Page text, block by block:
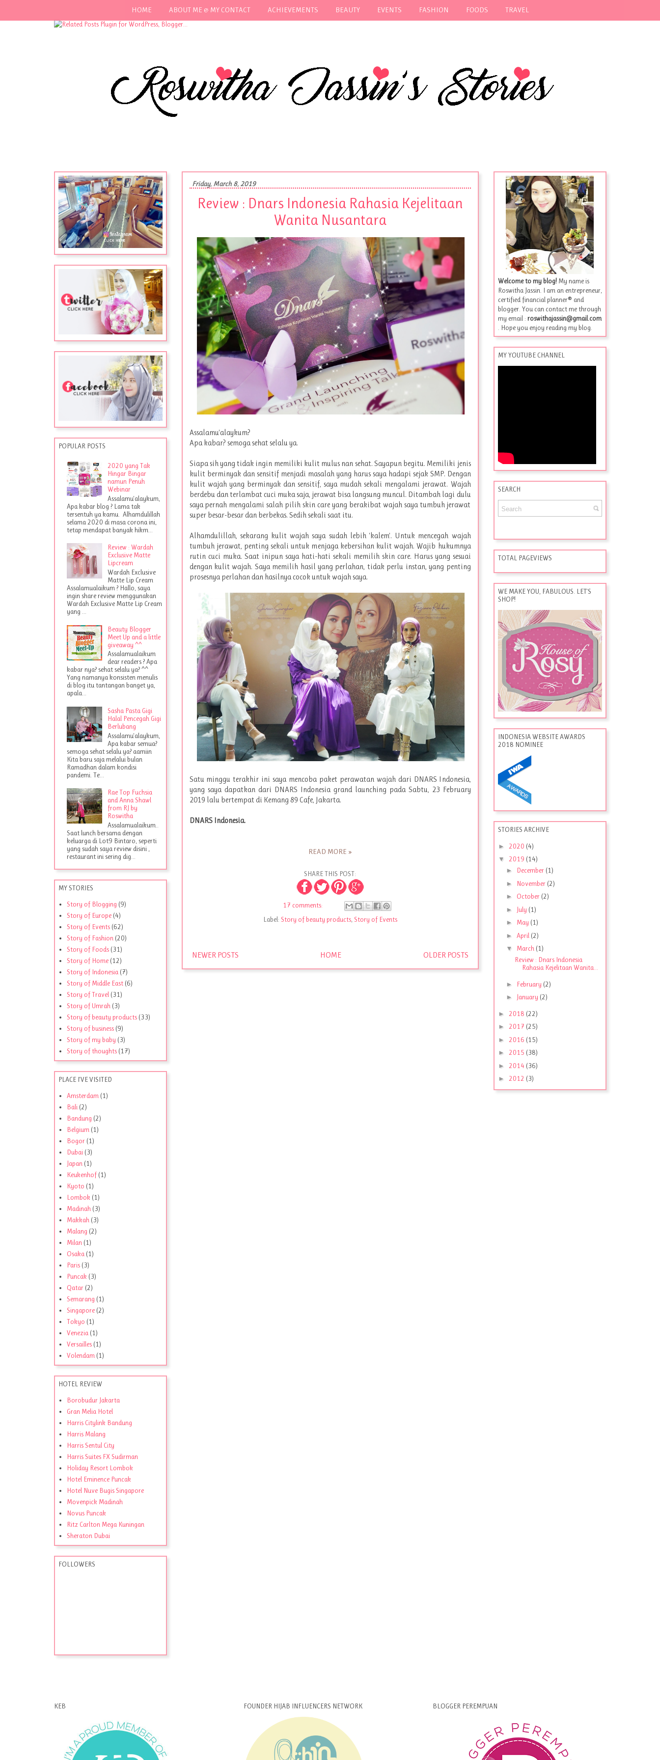
HOME ABOUT ME & MY CONTACT ACHIEVEMENTS BEAUTY EVENTS FASHION FOODS TRAVEL
Friday, March 8, 2019
Review : Dnars Indonesia Rahasia Kejelitaan
Wanita Nusantara
Assalamu'alaykum?
Apa kabar? semoga sehat selalu ya.
Siapa sih yang tidak ingin memiliki kulit mulus nan sehat. Sayapun begitu. Memiliki jenis
kulit berminyak dan sensitif menjadi masalah yang harus saya hadapi sejak SMP. Dengan
kulit wajah yang berminyak dan sensitif, saya mudah sekali mengalami jerawat. Wajah
berdebu dan terlambat cuci muka saja, jerawat bisa langsung muncul. Ditambah lagi dulu
saya pernah mengalami salah pilih skin care yang berakibat wajah saya tumbuh jerawat
super besar-besar dan berbekas. Sedih sekali saat itu.
Alhamdulillah, sekarang kulit wajah saya sudah lebih 'kalem'. Untuk mencegah wajah
tumbuh jerawat, penting sekali untuk menjaga kebersihan kulit wajah. Wajib hukumnya
rutin cuci muka. Saat inipun saya hati-hati sekali memilih skin care. Harus yang sesuai
dengan kulit wajah. Saya memilih hasil yang perlahan, tidak perlu instan, yang penting
prosesnya perlahan dan hasilnya cocok untuk wajah saya.
Satu minggu terakhir ini saya mencoba paket perawatan wajah dari DNARS Indonesia,
yang saya dapatkan dari DNARS Indonesia grand launching pada Sabtu, 23 February
2019 lalu bertempat di Kemang 89 Cafe, Jakarta.
DNARS Indonesia.
READ MORE »
SHARE THIS POST:
17 comments:
Label: Story of beauty products, Story of Events
NEWER POSTS OLDER POSTS
HOME
POPULAR POSTS
2020 yang Tak
Hingar Bingar
namun Penuh
Webinar
Assalamu'alaykum,
Apa kabar blog ? Lama tak
tersentuh ya kamu. Alhamdulillah
selama 2020 di masa corona ini,
tetap mendapat banyak hikm...
Review : Wardah
Exclusive Matte
Lipcream
Wardah Exclusive
Matte Lip Cream
Assalamualaikum ? Hallo, saya
ingin share review menggunakan
Wardah Exclusive Matte Lip Cream
yang ...
Beauty Blogger
Meet Up and a little
giveaway ^^
Assalamualaikum
dear readers ? Apa
kabar nya? sehat selalu ya? ^^
Yang namanya konsisten menulis
di blog itu tantangan banget ya,
apala...
Sasha Pasta Gigi
Halal Pencegah Gigi
Berlubang
Assalamu'alaykum,
Apa kabar semua?
semoga sehat selalu ya? aamiin
Kita baru saja melalui bulan
Ramadhan dalam kondisi
pandemi. Te...
Rae Top Fuchsia
and Anna Shawl
from RJ by
Roswitha
Assalamualaikum..
Saat lunch bersama dengan
keluarga di Lot9 Bintaro, seperti
yang sudah saya review disini ,
restaurant ini sering dig...
MY STORIES
Story of Blogging (9)
Story of Europe (4)
Story of Events (62)
Story of Fashion (20)
Story of Foods (31)
Story of Home (12)
Story of Indonesia (7)
Story of Middle East (6)
Story of Travel (31)
Story of Umrah (3)
Story of beauty products (33)
Story of business (9)
Story of my baby (3)
Story of thoughts (17)
PLACE I'VE VISITED
Amsterdam (1)
Bali (2)
Bandung (2)
Belgium (1)
Bogor (1)
Dubai (3)
Japan (1)
Keukenhof (1)
Kyoto (1)
Lombok (1)
Madinah (3)
Makkah (3)
Malang (2)
Milan (1)
Osaka (1)
Paris (3)
Puncak (3)
Qatar (2)
Semarang (1)
Singapore (2)
Tokyo (1)
Venezia (1)
Versailles (1)
Volendam (1)
HOTEL REVIEW
Borobudur Jakarta
Gran Melia Hotel
Harris Citylink Bandung
Harris Malang
Harris Sentul City
Harris Suites FX Sudirman
Holiday Resort Lombok
Hotel Eminence Puncak
Hotel Nuve Bugis Singapore
Movenpick Madinah
Novus Puncak
Ritz Carlton Mega Kuningan
Sheraton Dubai
FOLLOWERS
Welcome to my blog!My name is
Roswitha Jassin. I am an entrepreneur,
certified financial planner® and
blogger. You can contact me through
my email : roswithajassin@gmail.com
. Hope you enjoy reading my blog.
MY YOUTUBE CHANNEL
SEARCH
TOTAL PAGEVIEWS
WE MAKE YOU, FABULOUS. LET'S
SHOP!
INDONESIA WEBSITE AWARDS
2018 NOMINEE
STORIES ARCHIVE
► 2020 (4)
▼ 2019 (14)
►
December (1)
►
November (2)
► October (2)
►
July (1)
► May (1)
►April (2)
▼ March (1)
Review : Dnars Indonesia
Rahasia Kejelitaan Wanita...
► February (2)
►
January (2)
► 2018 (22)
► 2017 (25)
► 2016 (15)
► 2015 (38)
► 2014 (36)
► 2012 (3)
KEB FOUNDER HIJAB INFLUENCERS NETWORK BLOGGER PEREMPUAN